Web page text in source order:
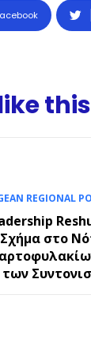
this
REGIONAL
στο
των